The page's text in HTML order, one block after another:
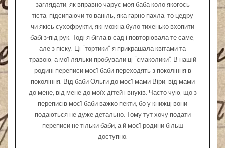
заглядати, як вправно чарує моя баба коло якогось
тіста, підсипаючи то ваніль, яка гарно пахла, то цедру
чи якісь сухофрукти, які можна було тихенько вхопити
бабі з-під рук. Тоді я бігла в сад і повторювала те саме,
але з піску. Ці “тортики” я прикрашала квітами та
травою, а мої ляльки пробували ці “смаколики”. В нашій
родині переписи моєї баби переходять з покоління в
покоління. Від баби Ольги до моєї мами Віри, від мами
до мене, від мене до моїх дітей і внуків. Часто чую, що з
переписів моєї баби важко пекти, бо у книжці вони
подаються не дуже детально. Тому тут хочу подати
переписи не тільки баби, а й моєї родини більш
доступно.